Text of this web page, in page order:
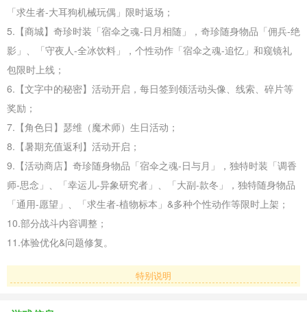
「求生者-大耳狗机械玩偶」限时返场；
5.【商城】奇珍时装「宿伞之魂-日月相随」，奇珍随身物品「佣兵-绝
影」、「守夜人-全冰饮料」，个性动作「宿伞之魂-追忆」和窥镜礼
包限时上线；
6.【文字中的秘密】活动开启，每日签到领活动头像、线索、碎片等
奖励；
7.【角色日】瑟维（魔术师）生日活动；
8.【暑期充值返利】活动开启；
9.【活动商店】奇珍随身物品「宿伞之魂-日与月」，独特时装「调香
师-思念」、「幸运儿-异象研究者」、「大副-款冬」，独特随身物品
「通用-愿望」、「求生者-植物标本」&多种个性动作等限时上架；
10.部分战斗内容调整；
11.体验优化&问题修复。
特别说明